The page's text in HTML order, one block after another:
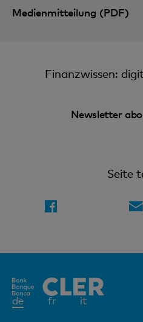
Medienmitteilung (PDF)
Finanzwissen:
Newsletter
Seite
deAktives
fr it